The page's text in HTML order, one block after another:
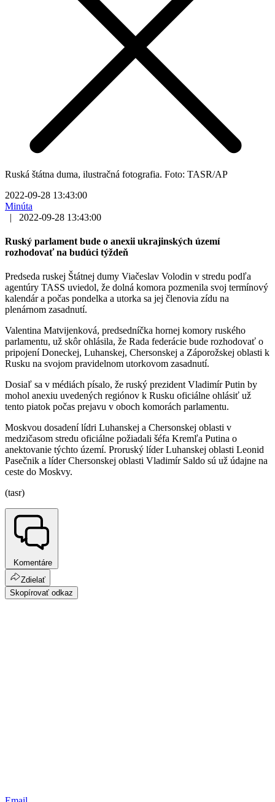
Ruská štátna duma, ilustračná fotografia. Foto: TASR/AP
2022-09-28 13:43:00
Minúta
|
2022-09-28 13:43:00
Ruský parlament bude o anexii ukrajinských území
rozhodovať na budúci týždeň
Predseda ruskej Štátnej dumy Viačeslav Volodin v stredu podľa
agentúry TASS uviedol, že dolná komora pozmenila svoj termínový
kalendár a počas pondelka a utorka sa jej členovia zídu na
plenárnom zasadnutí.
Valentina Matvijenková, predsedníčka hornej komory ruského
parlamentu, už skôr ohlásila, že Rada federácie bude rozhodovať o
pripojení Doneckej, Luhanskej, Chersonskej a Záporožskej oblasti k
Rusku na svojom pravidelnom utorkovom zasadnutí.
Dosiaľ sa v médiách písalo, že ruský prezident Vladimír Putin by
mohol anexiu uvedených regiónov k Rusku oficiálne ohlásiť už
tento piatok počas prejavu v oboch komorách parlamentu.
Moskvou dosadení lídri Luhanskej a Chersonskej oblasti v
medzičasom stredu oficiálne požiadali šéfa Kremľa Putina o
anektovanie týchto území. Proruský líder Luhanskej oblasti Leonid
Pasečnik a líder Chersonskej oblasti Vladimír Saldo sú už údajne na
ceste do Moskvy.
(tasr)
Komentáre
Zdielať
Skopírovať odkaz